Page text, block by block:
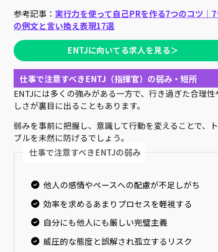
参考記事： 実行力を使って自己PRを作る7つのコツ｜
の例文と言い換え表現17選
ENTJに向いてる求人を見る＞
仕事で注意すべきENTJ（指揮官）の弱み・短所
ENTJには多くの強みがある一方で、行き過ぎた合理性
しさが裏目に出ることもあります。
弱みを事前に把握し、意識して行動を変えることで、
ブルを未然に防げるでしょう。
仕事で注意すべきENTJの弱み
他人の感情やペースへの配慮が不足しがち
効率を求めるあまりプロセスを軽視する
自分にも他人にも厳しい完璧主義
威圧的な態度と誤解され孤立するリスク